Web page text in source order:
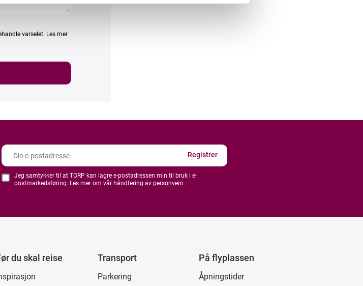
varselet. Les mer
Jeg samtykker til at TORP kan lagre e-postadressen min til bruk i e-
postmarkedsføring. Les mer om vår håndtering avpersonvern.
du skal reise Transport
Parkering
På flyplassen
Åpningstider